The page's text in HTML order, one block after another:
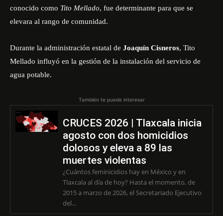
conocido como Tito Mellado, fue determinante para que se
elevara al rango de comunidad.
Durante la administración estatal de Joaquín Cisneros, Tito
Mellado influyó en la gestión de la instalación del servicio de
agua potable.
También te puede interesar
CRUCES 2026 | Tlaxcala inicia
agosto con dos homicidios
dolosos y eleva a 89 las
muertes violentas
¿Cuántos feminicidios hay en México y en
Tlaxcala al día de hoy? Hasta el momento, de
2015 a marzo de 2026, el Secretariado Ejecutivo
del...